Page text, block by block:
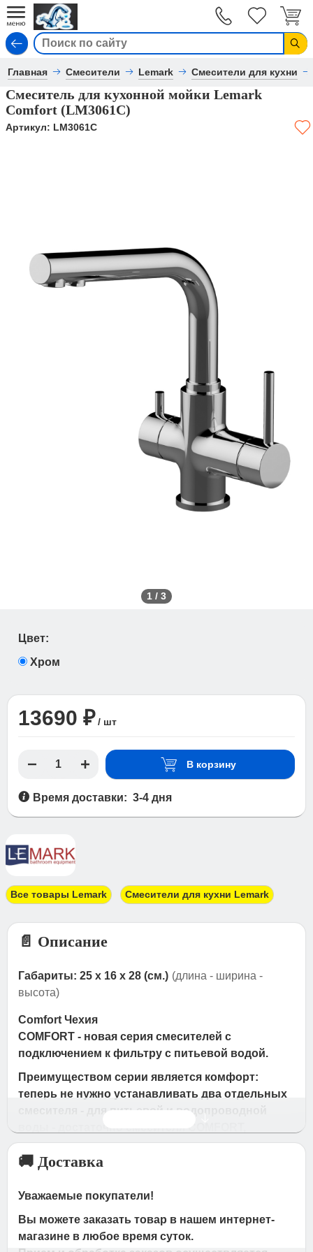
Главная Смесители Lemark Смесители для кухни
Смеситель для кухонной мойки Lemark
Comfort (LM3061C)
Артикул: LM3061C
1 / 3
Цвет:
Хром
13690 ₽ / шт
В корзину
Время доставки: 3-4 дня
Все товары Lemark Смесители для кухни Lemark
📄 Описание
Габариты: 25 x 16 x 28 (см.) (длина - ширина -
высота)
Comfort Чехия
COMFORT - новая серия смесителей с
подключением к фильтру с питьевой водой.
Преимуществом серии является комфорт:
теперь не нужно устанавливать два отдельных
смесителя - для питьевой и водопроводной
который объединяет достоинства двух изделий
в одном эргономичном корпусе.
®
Аэратор для питьевой воды Neoperl
🚚 Доставка
Уважаемые покупатели!
Вы можете заказать товар в нашем интернет-
магазине в любое время суток.